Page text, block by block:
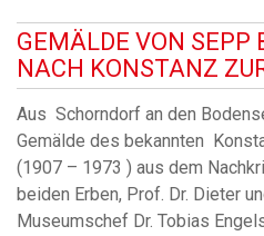
GEMÄLDE VON SEPP
NACH KONSTANZ
Aus Schorndorf an den
Gemälde des bekannten
(1907 – 1973 ) aus dem
beiden Erben, Prof. Dr. Dieter
Museumschef Dr. Tobias